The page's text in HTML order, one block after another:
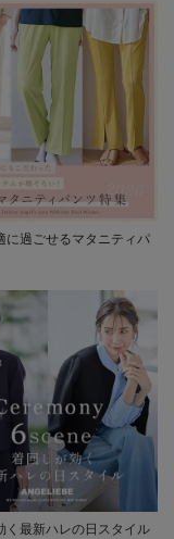
に過ごせるマタニティパ
く最新ハレの日スタイル